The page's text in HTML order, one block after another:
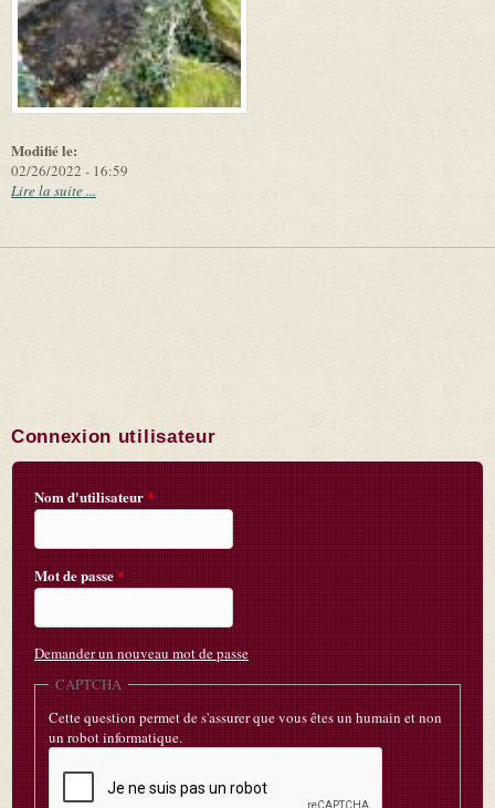
Modifié le:
02/26/2022 - 16:59
Lire la suite ...
Connexion utilisateur
Nom d'utilisateur*
Mot de passe*
Demander un nouveau mot de passe
CAPTCHA
Cette question permet de s'assurer que vous êtes un humain et non
un robot informatique.